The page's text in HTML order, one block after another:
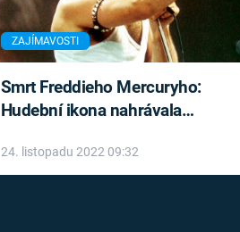
ZAJÍMAVOSTI
Smrt Freddieho Mercuryho:
Hudební ikona nahrávala
léky
24. listopadu 2022 09:32